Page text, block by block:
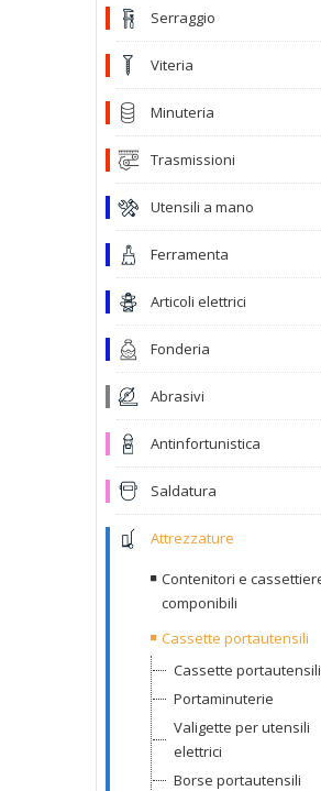
Serraggio
Viteria
Minuteria
Trasmissioni
Utensili a mano
Ferramenta
Articoli elettrici
Fonderia
Abrasivi
Antinfortunistica
Saldatura
Attrezzature
Contenitori e
componibili
Cassette portautensili
Cassette portautensili
Portaminuterie
Valigette per utensili
elettrici
Borse portautensili